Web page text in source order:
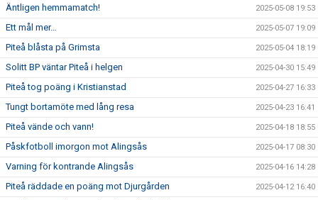
Äntligen hemmamatch! 2025-05-08 19:53
Ett mål mer… 2025-05-07 19:09
Piteå blåsta på Grimsta 2025-05-04 18:19
Solitt BP väntar Piteå i helgen 2025-04-30 15:49
Piteå tog poäng i Kristianstad 2025-04-27 16:33
Tungt bortamöte med lång resa 2025-04-23 16:41
Piteå vände och vann! 2025-04-18 18:55
Påskfotboll imorgon mot Alingsås 2025-04-17 08:30
Varning för kontrande Alingsås 2025-04-16 14:28
Piteå räddade en poäng mot Djurgården 2025-04-12 16:40